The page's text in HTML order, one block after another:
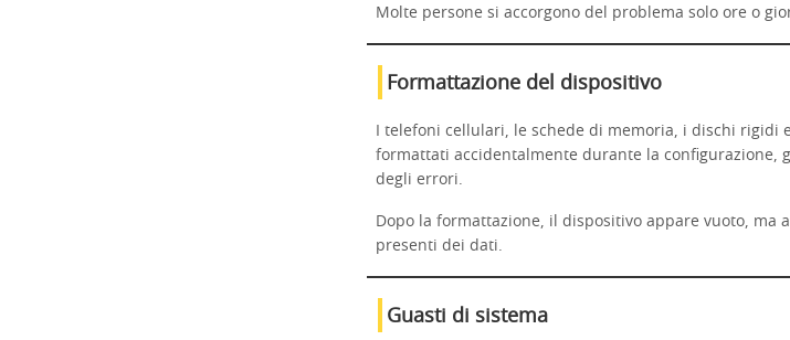
Molte persone si accorgono del problema solo ore o
Formattazione del dispositivo
I telefoni cellulari, le schede di memoria, i dischi rigidi
formattati accidentalmente durante la configurazione,
degli errori.
Dopo la formattazione, il dispositivo appare vuoto, ma
presenti dei dati.
Guasti di sistema